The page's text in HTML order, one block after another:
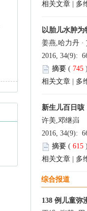
相关文章
多
以胎儿水肿为
姜燕,哈力丹 ·
2016, 34(9):
摘要 ( 745
相关文章
多
新生儿百日咳
许美,邓继岿
2016, 34(9):
摘要 (615
相关文章
多
综合报道
138 例儿童弥